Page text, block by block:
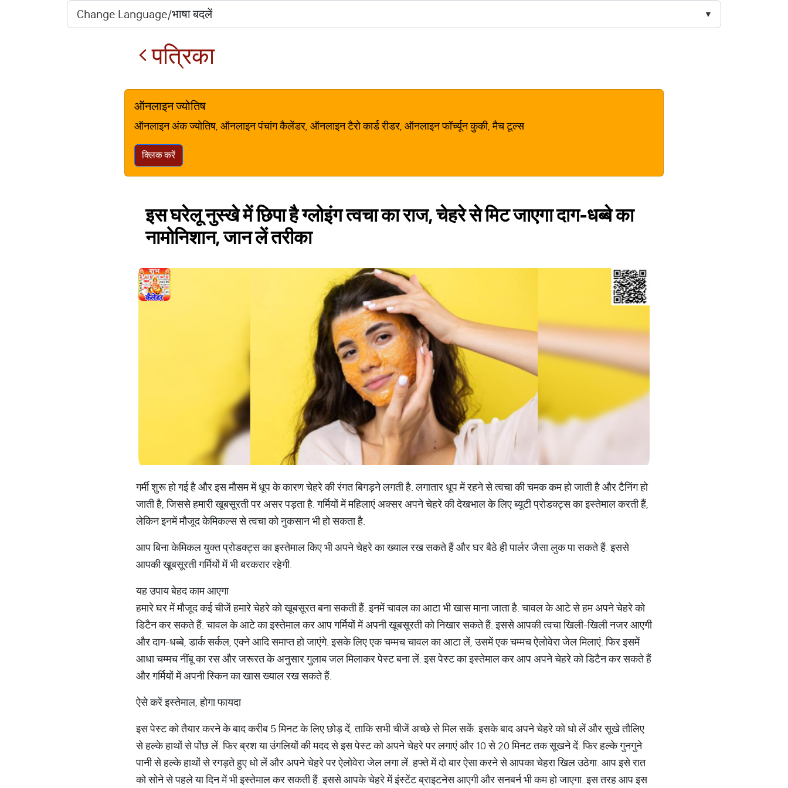
पत्रिका
ऑनलाइन ज्योतिष
ऑनलाइन अंक ज्योतिष, ऑनलाइन पंचांग कैलेंडर, ऑनलाइन टैरो कार्ड रीडर, ऑनलाइन फॉर्च्यून कुकी, मैच टूल्स
क्लिक करें
इस घरेलू नुस्खे में छिपा है ग्लोइंग त्वचा का राज, चेहरे से मिट जाएगा दाग-धब्बे का
नामोनिशान, जान लें तरीका
गर्मी शुरू हो गई है और इस मौसम में धूप के कारण चेहरे की रंगत बिगड़ने लगती है. लगातार धूप में रहने से त्वचा की चमक कम हो जाती है और टैनिंग हो
जाती है, जिससे हमारी खूबसूरती पर असर पड़ता है. गर्मियों में महिलाएं अक्सर अपने चेहरे की देखभाल के लिए ब्यूटी प्रोडक्ट्स का इस्तेमाल करती हैं,
लेकिन इनमें मौजूद केमिकल्स से त्वचा को नुकसान भी हो सकता है.
आप बिना केमिकल युक्त प्रोडक्ट्स का इस्तेमाल किए भी अपने चेहरे का ख्याल रख सकते हैं और घर बैठे ही पार्लर जैसा लुक पा सकते हैं. इससे
आपकी खूबसूरती गर्मियों में भी बरकरार रहेगी.
यह उपाय बेहद काम आएगा
हमारे घर में मौजूद कई चीजें हमारे चेहरे को खूबसूरत बना सकती हैं. इनमें चावल का आटा भी खास माना जाता है. चावल के आटे से हम अपने चेहरे को
डिटैन कर सकते हैं. चावल के आटे का इस्तेमाल कर आप गर्मियों में अपनी खूबसूरती को निखार सकते हैं. इससे आपकी त्वचा खिली-खिली नजर आएगी
और दाग-धब्बे, डार्क सर्कल, एक्ने आदि समाप्त हो जाएंगे. इसके लिए एक चम्मच चावल का आटा लें, उसमें एक चम्मच ऐलोवेरा जेल मिलाएं. फिर इसमें
आधा चम्मच नींबू का रस और जरूरत के अनुसार गुलाब जल मिलाकर पेस्ट बना लें. इस पेस्ट का इस्तेमाल कर आप अपने चेहरे को डिटैन कर सकते हैं
और गर्मियों में अपनी स्किन का खास ख्याल रख सकते हैं.
ऐसे करें इस्तेमाल, होगा फायदा
इस पेस्ट को तैयार करने के बाद करीब 5 मिनट के लिए छोड़ दें, ताकि सभी चीजें अच्छे से मिल सकें. इसके बाद अपने चेहरे को धो लें और सूखे तौलिए
से हल्के हाथों से पोंछ लें. फिर ब्रश या उंगलियों की मदद से इस पेस्ट को अपने चेहरे पर लगाएं और 10 से 20 मिनट तक सूखने दें. फिर हल्के गुनगुने
पानी से हल्के हाथों से रगड़ते हुए धो लें और अपने चेहरे पर ऐलोवेरा जेल लगा लें. हफ्ते में दो बार ऐसा करने से आपका चेहरा खिल उठेगा. आप इसे रात
को सोने से पहले या दिन में भी इस्तेमाल कर सकती हैं. इससे आपके चेहरे में इंस्टेंट ब्राइटनेस आएगी और सनबर्न भी कम हो जाएगा. इस तरह आप इस